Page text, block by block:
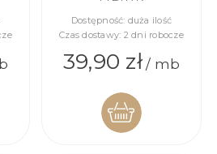
Dostępność: duża ilość
Czas dostawy: 2 dni robocze
39,90 zł/ mb